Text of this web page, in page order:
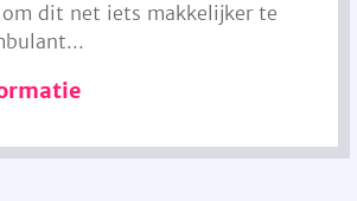
dit net iets makkelijker te